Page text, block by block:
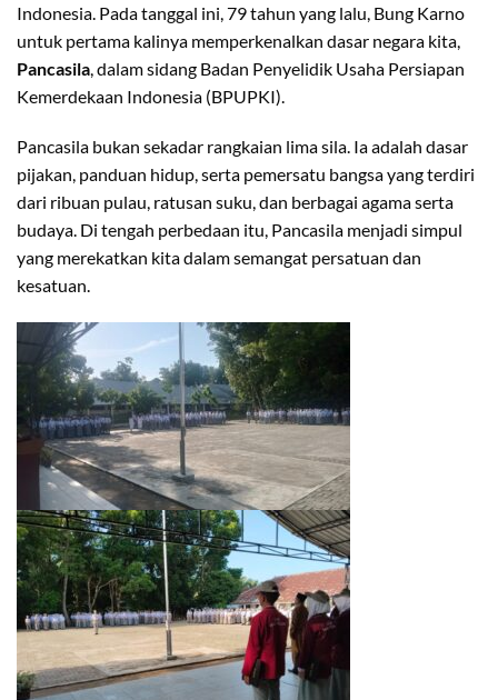
Indonesia. Pada tanggal ini, 79 tahun yang lalu, Bung Karno
untuk pertama kalinya memperkenalkan dasar negara kita,
Pancasila , dalam sidang Badan Penyelidik Usaha Persiapan
Kemerdekaan Indonesia (BPUPKI).
Pancasila bukan sekadar rangkaian lima sila. Ia adalah dasar
pijakan, panduan hidup, serta pemersatu bangsa yang terdiri
dari ribuan pulau, ratusan suku, dan berbagai agama serta
budaya. Di tengah perbedaan itu, Pancasila menjadi simpul
yang merekatkan kita dalam semangat persatuan dan
kesatuan.